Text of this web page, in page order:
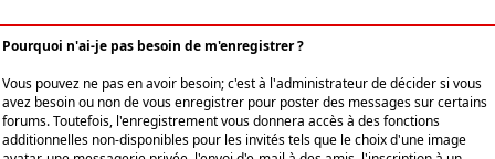
Pourquoi n'ai-je pas besoin de m'enregistrer ?
Vous pouvez ne pas en avoir besoin; c'est à l'administrateur de décider si vous
avez besoin ou non de vous enregistrer pour poster des messages sur certains
forums. Toutefois, l'enregistrement vous donnera accès à des fonctions
additionnelles non-disponibles pour les invités tels que le choix d'une image